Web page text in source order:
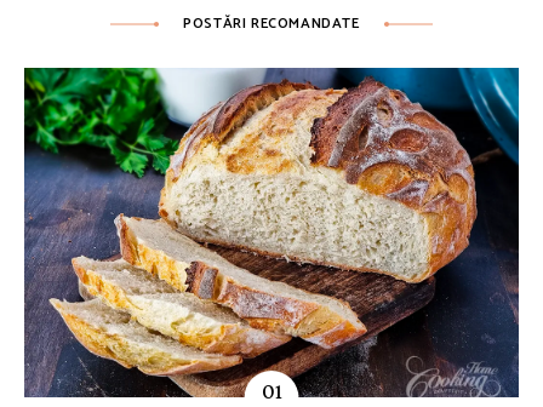
POSTĂRI RECOMANDATE